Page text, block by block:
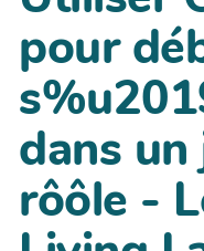
pour
dans un
rôôle -